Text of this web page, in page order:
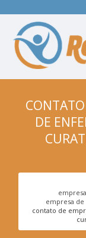
DE
empresa
contato de